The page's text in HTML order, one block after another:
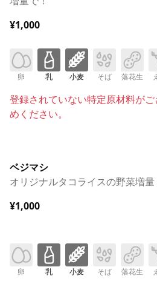
¥1,000
卵 乳 小麦 そば 落花生
登録されていない特定原材料が
めください。
ベジマシ
オリジナルタコライスの野菜増量
¥1,000
卵 乳 小麦 そば 落花生